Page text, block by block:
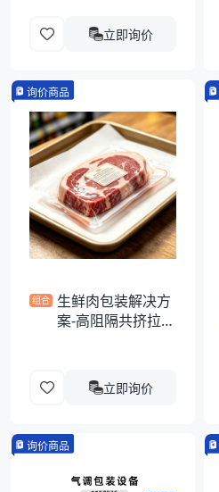
立即询价
询价商品
组合 生鲜肉包装解决方
案-高阻隔共挤拉伸
立即询价
询价商品